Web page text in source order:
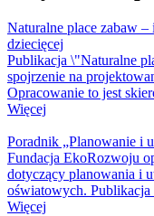
Naturalne place zabaw
dziecięcej
Publikacja \"Naturalne
spojrzenie na
Opracowanie to jest
Więcej
Poradnik „Planowanie i
Fundacja EkoRozwoju
dotyczący planowania i
oświatowych. Publikacja
Więcej